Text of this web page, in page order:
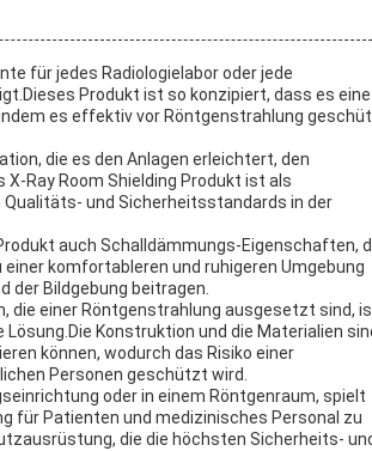
für jedes Radiologielabor oder jede
Produkt ist so konzipiert, dass es eine
es effektiv vor Röntgenstrahlung
die es den Anlagen erleichtert, den
Ray Room Shielding Produkt ist als
und Sicherheitsstandards in der
auch Schalldämmungs-Eigenschaften,
komfortableren und ruhigeren Umgebung
der Bildgebung beitragen.
die einer Röntgenstrahlung ausgesetzt sind,
Konstruktion und die Materialien
können, wodurch das Risiko einer
Personen geschützt wird.
oder in einem Röntgenraum, spielt
für Patienten und medizinisches Personal zu
die die höchsten Sicherheits-